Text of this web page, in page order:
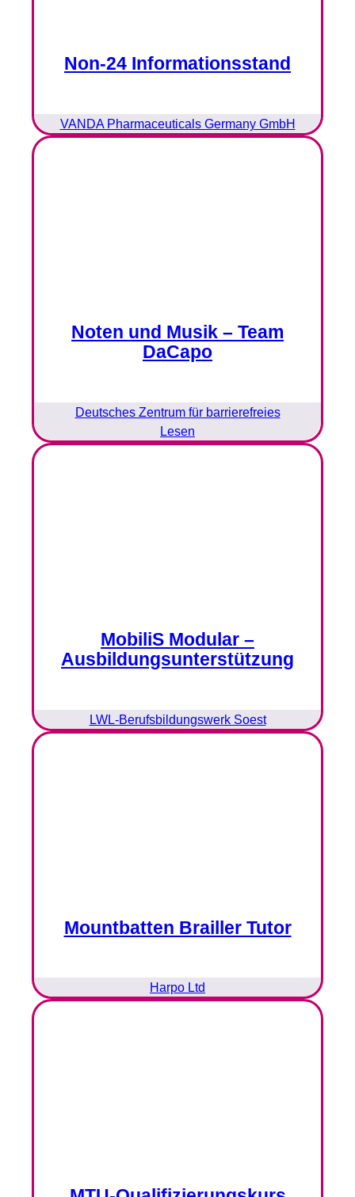
Non-24 Informationsstand
VANDA Pharmaceuticals Germany GmbH
Noten und Musik – Team
DaCapo
Deutsches Zentrum für barrierefreies
Lesen
MobiliS Modular –
Ausbildungsunterstützung
LWL-Berufsbildungswerk Soest
Mountbatten Brailler Tutor
Harpo Ltd